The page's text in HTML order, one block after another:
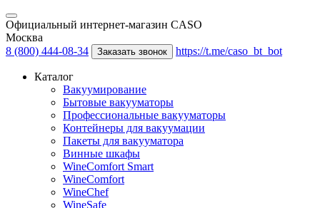
Официальный интернет-магазин CASO
Москва
8 (800) 444-08-34
Заказать звонок https://t.me/caso_bt_bot
Каталог
Вакуумирование
Бытовые вакууматоры
Профессиональные вакууматоры
Контейнеры для вакуумации
Пакеты для вакууматора
Винные шкафы
WineComfort Smart
WineComfort
WineChef
WineSafe